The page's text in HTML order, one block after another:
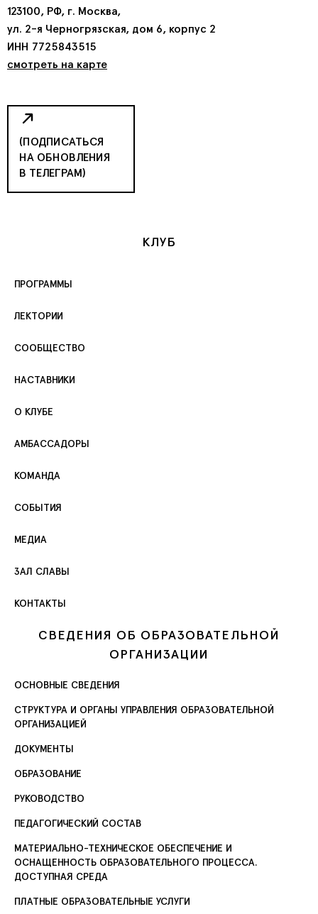
123100, РФ, г. Москва,
ул. 2-я Черногрязская, дом 6, корпус 2
ИНН 7725843515
смотреть на карте
(ПОДПИСАТЬСЯ
НА ОБНОВЛЕНИЯ
В ТЕЛЕГРАМ)
КЛУБ
ПРОГРАММЫ
ЛЕКТОРИИ
СООБЩЕСТВО
НАСТАВНИКИ
О КЛУБЕ
АМБАССАДОРЫ
КОМАНДА
СОБЫТИЯ
МЕДИА
ЗАЛ СЛАВЫ
КОНТАКТЫ
СВЕДЕНИЯ ОБ ОБРАЗОВАТЕЛЬНОЙ
ОРГАНИЗАЦИИ
ОСНОВНЫЕ СВЕДЕНИЯ
СТРУКТУРА И ОРГАНЫ УПРАВЛЕНИЯ ОБРАЗОВАТЕЛЬНОЙ
ОРГАНИЗАЦИЕЙ
ДОКУМЕНТЫ
ОБРАЗОВАНИЕ
РУКОВОДСТВО
ПЕДАГОГИЧЕСКИЙ СОСТАВ
МАТЕРИАЛЬНО-ТЕХНИЧЕСКОЕ ОБЕСПЕЧЕНИЕ И
ОСНАЩЕННОСТЬ ОБРАЗОВАТЕЛЬНОГО ПРОЦЕССА.
ДОСТУПНАЯ СРЕДА
ПЛАТНЫЕ ОБРАЗОВАТЕЛЬНЫЕ УСЛУГИ